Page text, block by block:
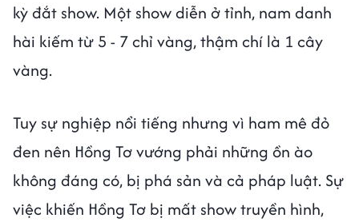
kỳ đắt show. Một show diễn ở tỉnh, nam danh
hài kiếm từ 5 - 7 chỉ vàng, thậm chí là 1 cây
vàng.
Tuy sự nghiệp nổi tiếng nhưng vì ham mê đỏ
đen nên Hồng Tơ vướng phải những ồn ào
không đáng có, bị phá sản và cả pháp luật. Sự
việc khiến Hồng Tơ bị mất show truyền hình,